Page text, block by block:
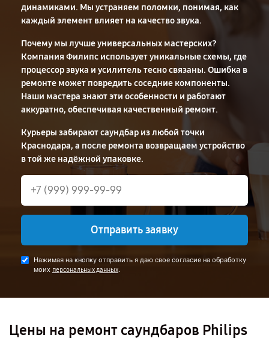
динамиками. Мы устраняем поломки, понимая, как
каждый элемент влияет на качество звука.
Почему мы лучше универсальных мастерских?
Компания Филипс использует уникальные схемы, где
процессор звука и усилитель тесно связаны. Ошибка в
ремонте может повредить соседние компоненты.
Наши мастера знают эти особенности и работают
аккуратно, обеспечивая качественный ремонт.
Курьеры забирают саундбар из любой точки
Краснодара, а после ремонта возвращаем устройство
в той же надёжной упаковке.
Отправить заявку
Нажимая на кнопку отправить я даю свое согласие на обработку
моих персональных данных.
Цены на ремонт саундбаров Philips